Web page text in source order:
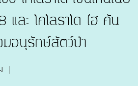
ละ โคโลราโด ไฮ คัน
อนุรักษ์สัตว์ป่า
|